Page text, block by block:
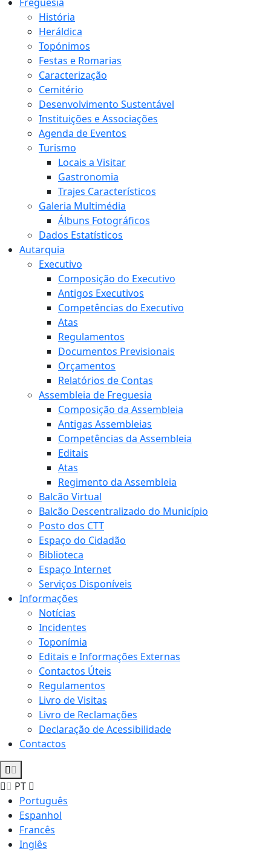
Freguesia
História
Heráldica
Topónimos
Festas e Romarias
Caracterização
Cemitério
Desenvolvimento Sustentável
Instituições e Associações
Agenda de Eventos
Turismo
Locais a Visitar
Gastronomia
Trajes Característicos
Galeria Multimédia
Álbuns Fotográficos
Dados Estatísticos
Autarquia
Executivo
Composição do Executivo
Antigos Executivos
Competências do Executivo
Atas
Regulamentos
Documentos Previsionais
Orçamentos
Relatórios de Contas
Assembleia de Freguesia
Composição da Assembleia
Antigas Assembleias
Competências da Assembleia
Editais
Atas
Regimento da Assembleia
Balcão Virtual
Balcão Descentralizado do Município
Posto dos CTT
Espaço do Cidadão
Biblioteca
Espaço Internet
Serviços Disponíveis
Informações
Notícias
Incidentes
Toponímia
Editais e Informações Externas
Contactos Úteis
Regulamentos
Livro de Visitas
Livro de Reclamações
Declaração de Acessibilidade
Contactos
PT
Português
Espanhol
Francês
Inglês